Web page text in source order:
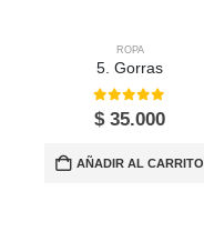
ROPA
5. Gorras
0out of 5
$35.000
AÑADIR AL CARRITO